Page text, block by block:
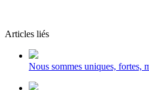
Articles liés
Nous sommes uniques, fortes,